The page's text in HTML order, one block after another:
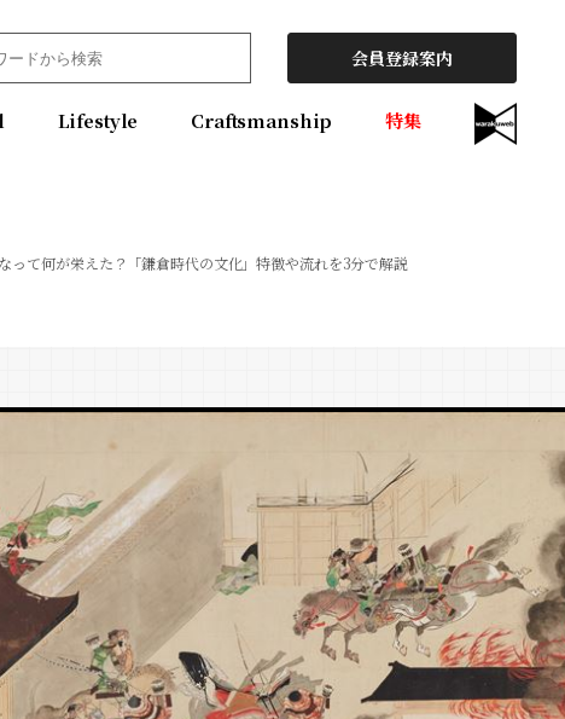
会員登録案内
Lifestyle Craftsmanship 特集
って何が栄えた？「鎌倉時代の文化」特徴や流れを3分で解説